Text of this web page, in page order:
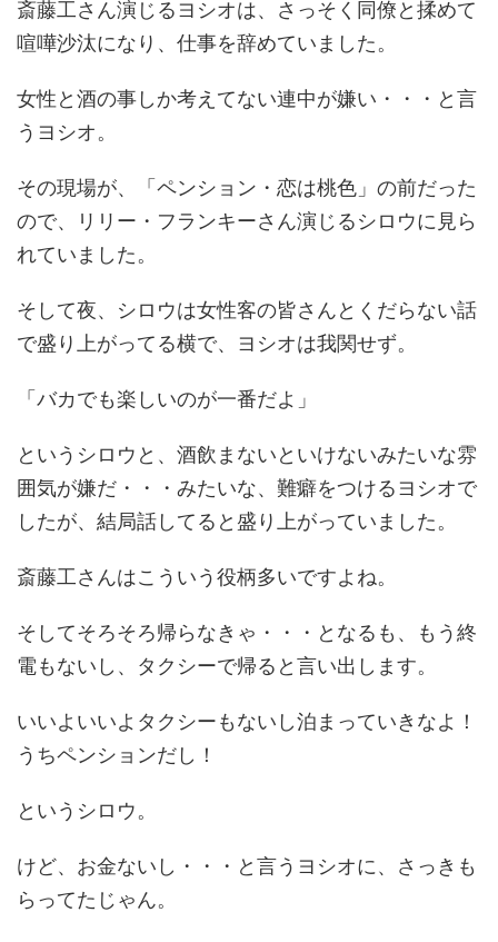
斎藤工さん演じるヨシオは、さっそく同僚と揉めて
喧嘩沙汰になり、仕事を辞めていました。
女性と酒の事しか考えてない連中が嫌い・・・と言
うヨシオ。
その現場が、「ペンション・恋は桃色」の前だった
ので、リリー・フランキーさん演じるシロウに見ら
れていました。
そして夜、シロウは女性客の皆さんとくだらない話
で盛り上がってる横で、ヨシオは我関せず。
「バカでも楽しいのが一番だよ」
というシロウと、酒飲まないといけないみたいな雰
囲気が嫌だ・・・みたいな、難癖をつけるヨシオで
したが、結局話してると盛り上がっていました。
斎藤工さんはこういう役柄多いですよね。
そしてそろそろ帰らなきゃ・・・となるも、もう終
電もないし、タクシーで帰ると言い出します。
いいよいいよタクシーもないし泊まっていきなよ！
うちペンションだし！
というシロウ。
けど、お金ないし・・・と言うヨシオに、さっきも
らってたじゃん。